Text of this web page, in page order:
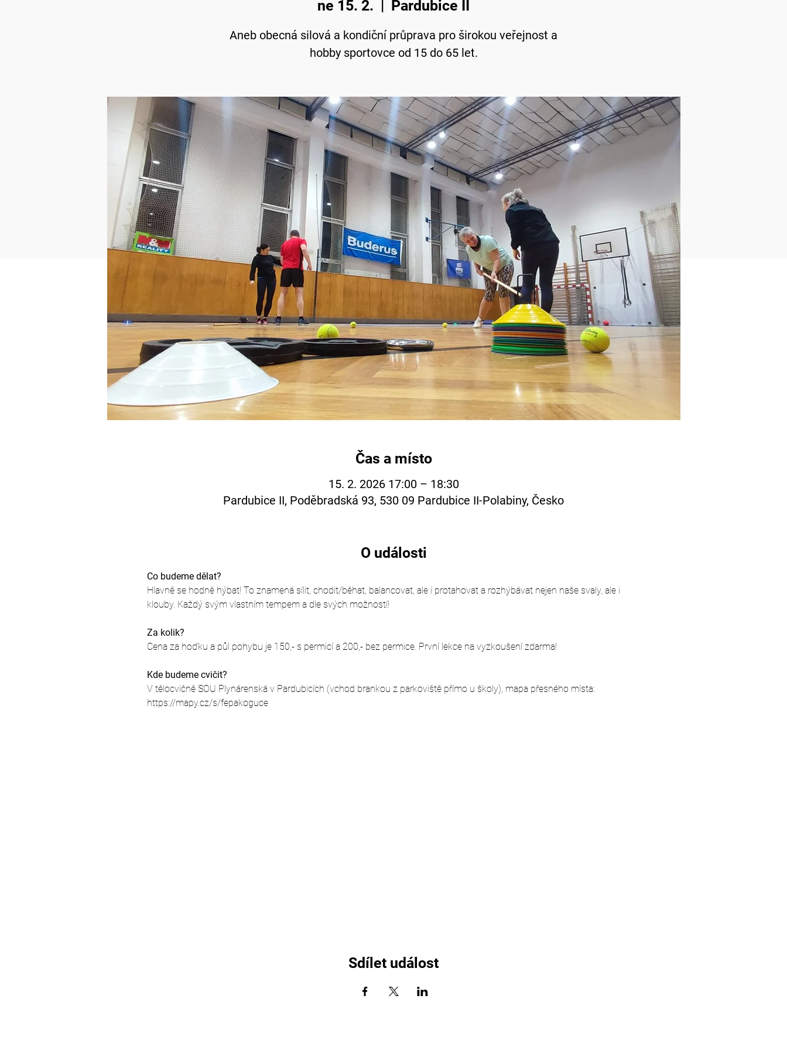
ne 15. 2. Pardubice II
Aneb obecná silová a kondiční průprava pro širokou veřejnost a
hobby sportovce od 15 do 65 let.
Čas a místo
15. 2. 2026 17:00 – 18:30
Pardubice II, Poděbradská 93, 530 09 Pardubice II-Polabiny, Česko
O události
Co budeme dělat?
Hlavně se hodně hýbat! To znamená sílit, chodit/běhat, balancovat, ale i protahovat a rozhýbávat nejen naše svaly, ale i
klouby. Každý svým vlastním tempem a dle svých možností!
Za kolik?
Cena za hoďku a půl pohybu je 150,- s permicí a 200,- bez permice. První lekce na vyzkoušení zdarma!
Kde budeme cvičit?
V tělocvičně SOU Plynárenská v Pardubicích (vchod brankou z parkoviště přímo u školy), mapa přesného místa:
https://mapy.cz/s/fepakoguce
Sdílet událost